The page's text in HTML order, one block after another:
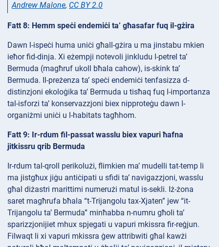
Andrew Malone, CC BY 2.0
Fatt 8: Hemm speċi endemiċi ta’ għasafar fuq il-gżira
Dawn l-ispeċi huma uniċi għall-gżira u ma jinstabu mkien
ieħor fid-dinja. Xi eżempji notevoli jinkludu l-petrel ta’
Bermuda (magħruf ukoll bħala cahow), is-skink ta’
Bermuda. Il-preżenza ta’ speċi endemiċi tenfasizza d-
distinzjoni ekoloġika ta’ Bermuda u tisħaq fuq l-importanza
tal-isforzi ta’ konservazzjoni biex nipproteġu dawn l-
organiżmi uniċi u l-habitats tagħhom.
Fatt 9: Ir-rdum fil-passat wasslu biex vapuri ħafna
jitkissru qrib Bermuda
Ir-rdum tal-qroll perikolużi, flimkien ma’ mudelli tat-temp li
ma jistgħux jiġu antiċipati u sfidi ta’ navigazzjoni, wasslu
għal diżastri marittimi numerużi matul is-sekli. Iż-żona
saret magħrufa bħala “t-Trijangolu tax-Xjaten” jew “it-
Trijangolu ta’ Bermuda” minħabba n-numru għoli ta’
sparizzjonijiet mhux spjegati u vapuri mkissra fir-reġjun.
Filwaqt li xi vapuri mkissra ġew attribwiti għal kawżi